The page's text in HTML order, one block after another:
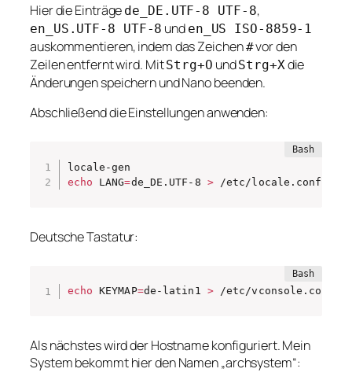
Hier die Einträge de_DE.UTF-8 UTF-8,
en_US.UTF-8 UTF-8 und en_US ISO-8859-1
auskommentieren, indem das Zeichen#vor den
Zeilen entfernt wird. MitStrg+O undStrg+Xdie
Änderungen speichern und Nano beenden.
Abschließend die Einstellungen anwenden:
echo LANG=de_DE.UTF-8 > /etc/locale.conf
Deutsche Tastatur:
echo KEYMAP=de-latin1 > /etc/vconsole.conf
Als nächstes wird der Hostname konfiguriert. Mein
System bekommt hier den Namen „archsystem“: